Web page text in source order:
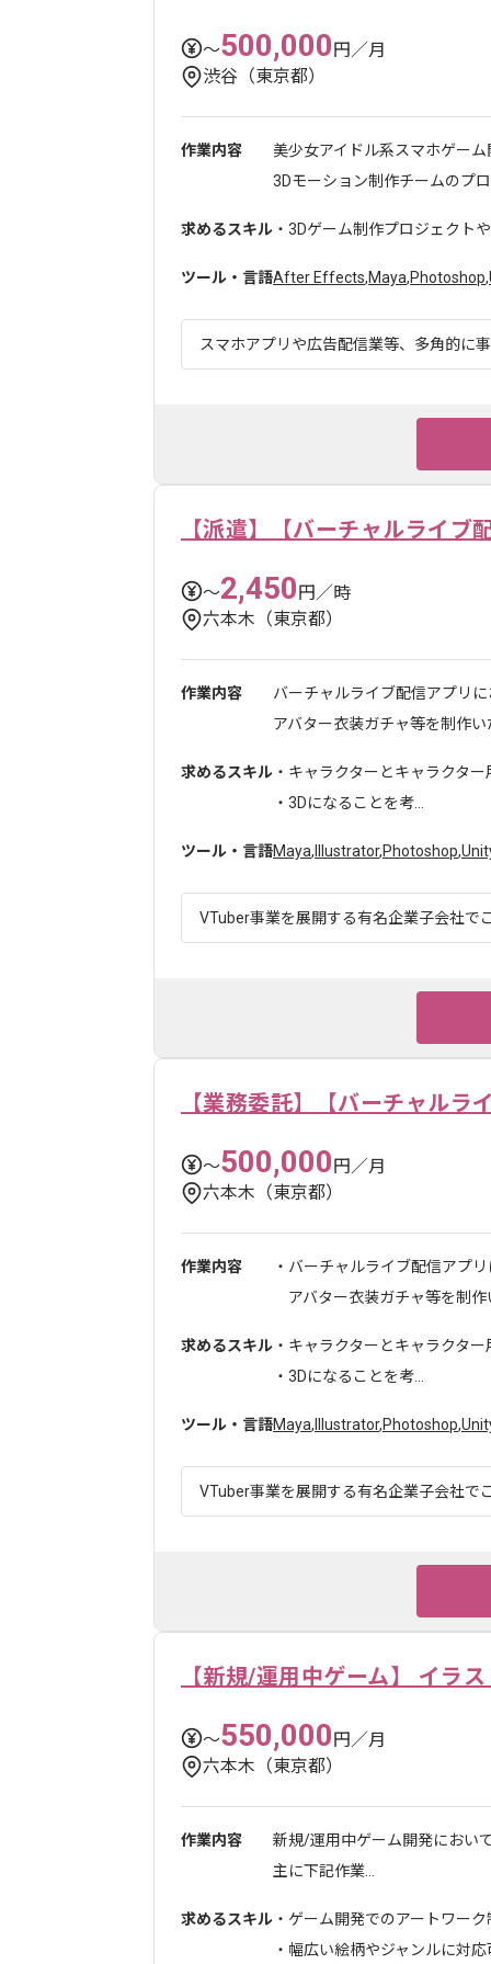
〜500,000円／月
渋谷（東京都）
作業内容
美少女アイドル系スマホゲー
3Dモーション制作チームのプ
求めるスキル ・3Dゲーム制作プロジェクト
ツール・言語After Effects,Maya,Photoshop,
スマホアプリや広告配信業等、多角的に
【派遣】【バーチャルライブ
〜2,450円／時
六本木（東京都）
作業内容
バーチャルライブ配信アプリ
アバター衣装ガチャ等を制作い
求めるスキル ・キャラクターとキャラクタ
・3Dになることを考...
ツール・言語Maya, Illustrator,Photoshop,
VTuber事業を展開する有名企業子会社で
【業務委託】【バーチャル
〜500,000円／月
六本木（東京都）
作業内容
・バーチャルライブ配信アプ
アバター衣装ガチャ等を制作
求めるスキル ・キャラクターとキャラクタ
・3Dになることを考...
ツール・言語Maya, Illustrator,Photoshop,
VTuber事業を展開する有名企業子会社で
【新規/運用中ゲーム】 イラ
〜550,000円／月
六本木（東京都）
作業内容
新規/運用中ゲーム開発におい
主に下記作業...
求めるスキル ・ゲーム開発でのアートワー
・幅広い絵柄やジャンルに対応